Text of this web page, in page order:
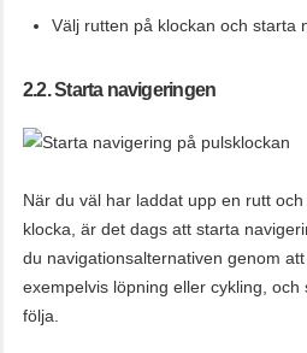
Välj rutten på klockan och starta
2.2. Starta navigeringen
När du väl har laddat upp en rutt
klocka, är det dags att starta
du navigationsalternativen genom
exempelvis löpning eller cykling,
följa.